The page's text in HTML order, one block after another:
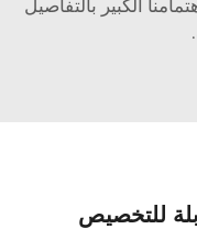
الكبير بالتفاصيل
للتخصيص